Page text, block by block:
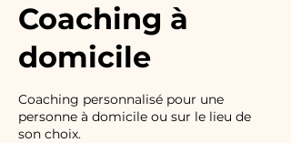
Coaching à
domicile
Coaching personnalisé pour une
personne à domicile ou sur le lieu de
son choix.